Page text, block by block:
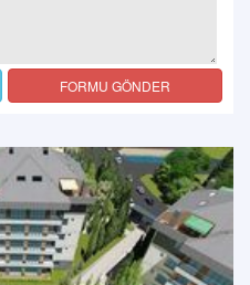
FORMU GÖNDER